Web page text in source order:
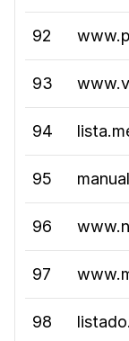
92
93
94
95
96
97
98